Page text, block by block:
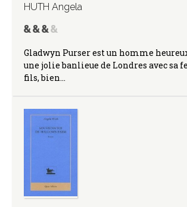
HUTH Angela
Gladwyn Purser est un homme
une jolie banlieue de Londres avec sa
fils, bien…